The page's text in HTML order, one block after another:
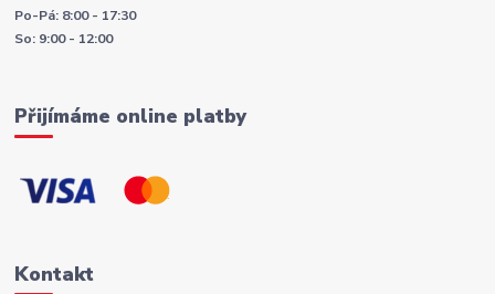
Po-Pá: 8:00 - 17:30
So: 9:00 - 12:00
Přijímáme online platby
Kontakt